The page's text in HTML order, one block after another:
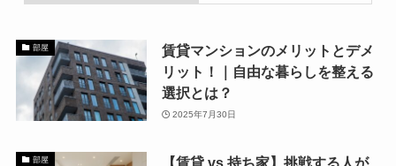
部屋
賃貸マンションのメリットとデメ
リット！｜自由な暮らしを整える
選択とは？
2025年7月30日
部屋
【賃貸 vs 持ち家】挑戦する人が